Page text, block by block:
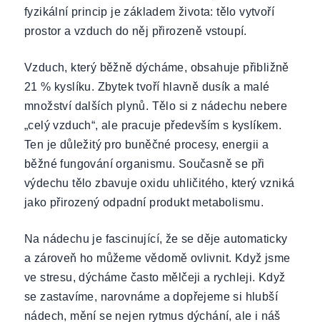
fyzikální princip je základem života: tělo vytvoří
prostor a vzduch do něj přirozeně vstoupí.
Vzduch, který běžně dýcháme, obsahuje přibližně
21 % kyslíku. Zbytek tvoří hlavně dusík a malé
množství dalších plynů. Tělo si z nádechu nebere
„celý vzduch“, ale pracuje především s kyslíkem.
Ten je důležitý pro buněčné procesy, energii a
běžné fungování organismu. Současně se při
výdechu tělo zbavuje oxidu uhličitého, který vzniká
jako přirozený odpadní produkt metabolismu.
Na nádechu je fascinující, že se děje automaticky
a zároveň ho můžeme vědomě ovlivnit. Když jsme
ve stresu, dýcháme často mělčeji a rychleji. Když
se zastavíme, narovnáme a dopřejeme si hlubší
nádech, mění se nejen rytmus dýchání, ale i náš